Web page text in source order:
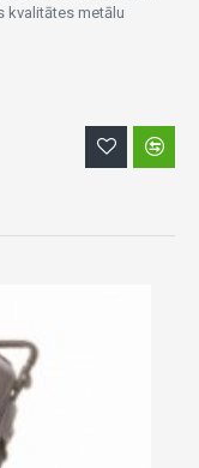
kvalitātes metālu